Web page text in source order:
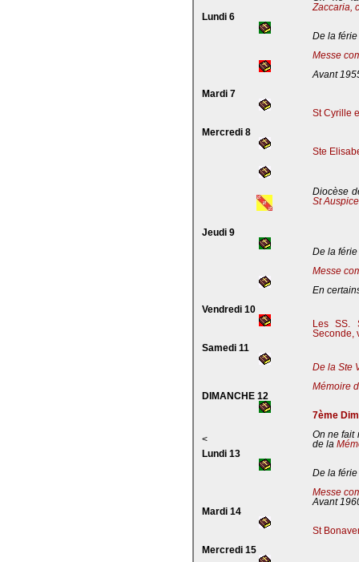
Zaccaria,
Lundi 6
De la férie
Messe
Avant
Mardi 7
St Cyrille
Mercredi 8
Ste
Diocèse
St
Jeudi 9
De la férie
Messe
En
Vendredi 10
Les SS.
Seconde,
Samedi 11
De la Ste
Mémoire
DIMANCHE 12
7ème
<
On ne fait
de la
Lundi 13
De la férie
Messe
Avant
Mardi 14
St
Mercredi 15